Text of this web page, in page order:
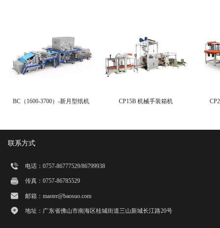
BC（1600-3700）-新月型纸机 CP15B 机械手装箱机
联系方式
电话：0757-86777529/86799938
传真：0757-86785529
邮箱：master@baosuo.com
地址：广东省佛山市南海区桂城街道三山新城长江路20号